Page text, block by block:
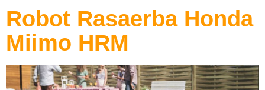
Robot Rasaerba Honda
Miimo HRM